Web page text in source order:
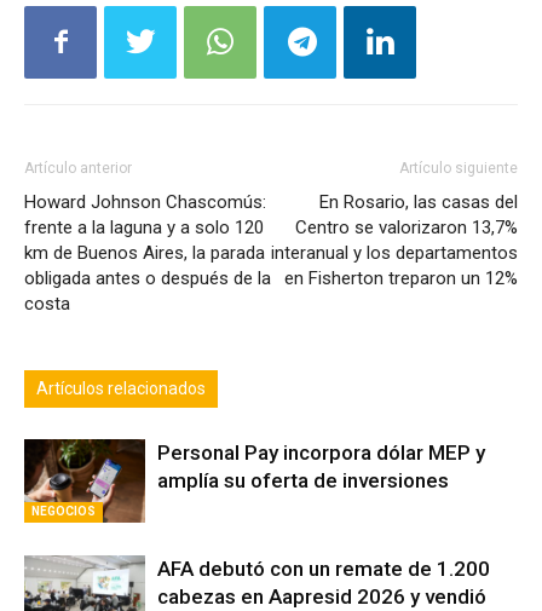
Artículo anterior
Howard Johnson Chascomús:
frente a la laguna y a solo 120
km de Buenos Aires, la parada
obligada antes o después de la
costa
Artículo siguiente
En Rosario, las casas del
Centro se valorizaron 13,7%
interanual y los departamentos
en Fisherton treparon un 12%
Artículos relacionados
NEGOCIOS
Personal Pay incorpora dólar MEP y
amplía su oferta de inversiones
AFA debutó con un remate de 1.200
cabezas en Aapresid 2026 y vendió